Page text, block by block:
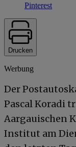
Pinterest
Drucken
Werbung
Der
Pascal Koradi
Aargauischen
Institut am